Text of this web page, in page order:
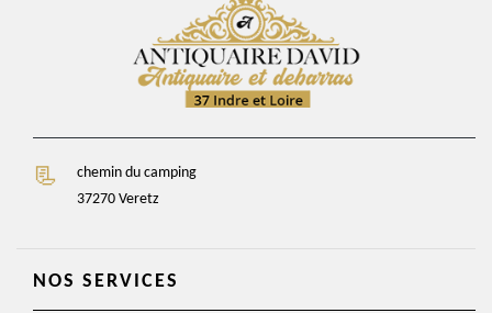
chemin du camping
37270 Veretz
NOS SERVICES